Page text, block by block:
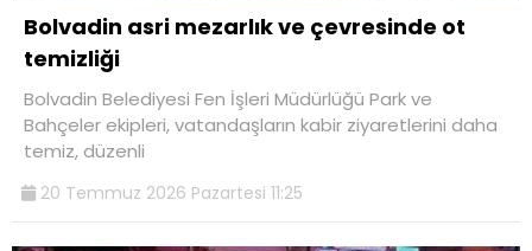
Bolvadin asri mezarlık ve çevresinde ot
temizliği
Bolvadin Belediyesi Fen İşleri Müdürlüğü Park ve
Bahçeler ekipleri, vatandaşların kabir ziyaretlerini daha
temiz, düzenli
20 Temmuz 2026 Pazartesi 11:25